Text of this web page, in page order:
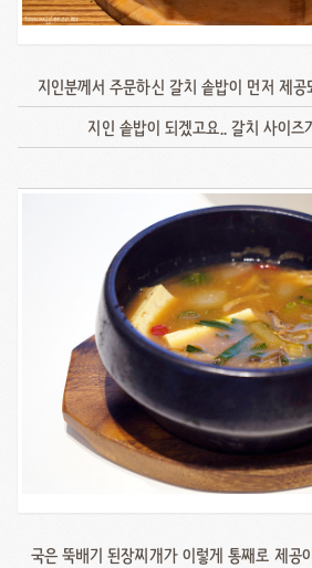
지인분께서 주문하신 갈치 솥밥이 먼저 제공
지인 솥밥이 되겠고요.. 갈치 사이즈
국은 뚝배기 된장찌개가 이렇게 통째로 제공